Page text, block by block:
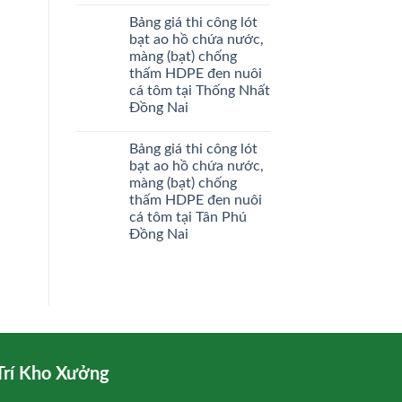
Bảng giá thi công lót
bạt ao hồ chứa nước,
màng (bạt) chống
thấm HDPE đen nuôi
cá tôm tại Thống Nhất
Đồng Nai
Bảng giá thi công lót
bạt ao hồ chứa nước,
màng (bạt) chống
thấm HDPE đen nuôi
cá tôm tại Tân Phú
Đồng Nai
Kho Xưởng